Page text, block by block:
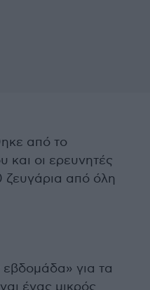
από το
και οι ερευνητές
από όλη
για τα
ένας μικρός